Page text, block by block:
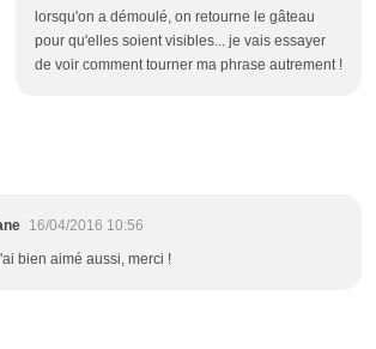
lorsqu'on a démoulé, on retourne le gâteau
pour qu'elles soient visibles... je vais essayer
de voir comment tourner ma phrase autrement !
16/04/2016 10:56
bien aimé aussi, merci !